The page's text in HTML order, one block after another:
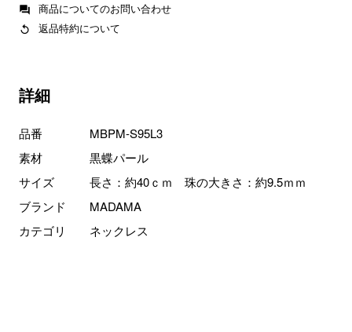
商品についてのお問い合わせ
返品特約について
詳細
品番
MBPM-S95L3
素材
黒蝶パール
サイズ
長さ：約40ｃｍ 珠の大きさ：約9.5ｍｍ
ブランド
MADAMA
カテゴリ
ネックレス